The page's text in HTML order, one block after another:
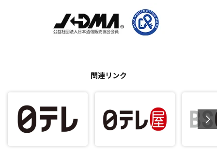
関連リンク